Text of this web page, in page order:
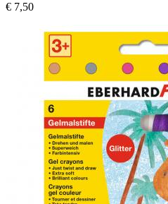
€ 7,50